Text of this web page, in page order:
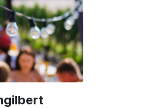
20 min
#CDLP
Rencontre avec
Astéréotypie,
collectif musical
explosif et